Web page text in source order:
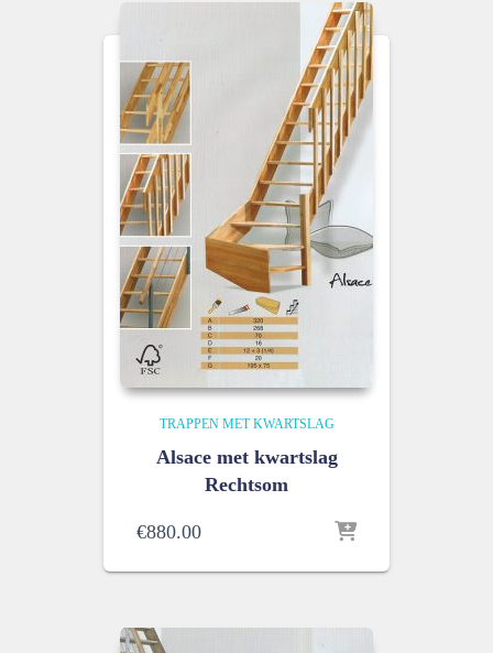
TRAPPEN MET KWARTSLAG
Alsace met kwartslag
Rechtsom
€880.00